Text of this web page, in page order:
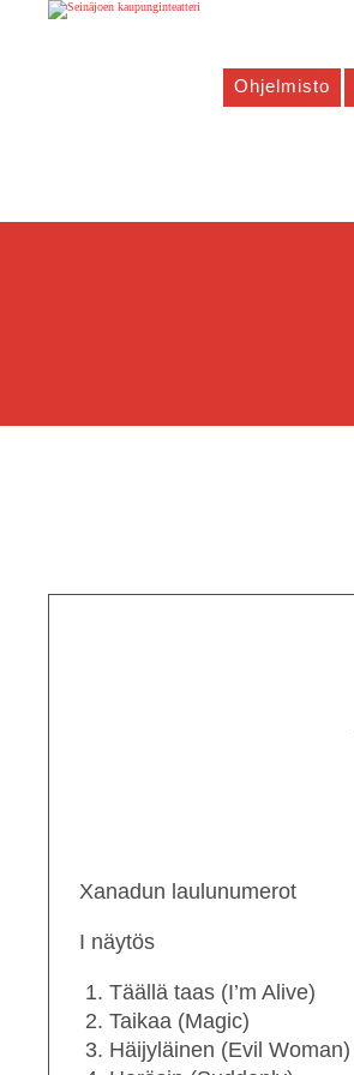
Ohjelmisto
Xanadun laulunumerot
I näytös
Täällä taas (I’m Alive)
Taikaa (Magic)
Häijyläinen (Evil Woman)